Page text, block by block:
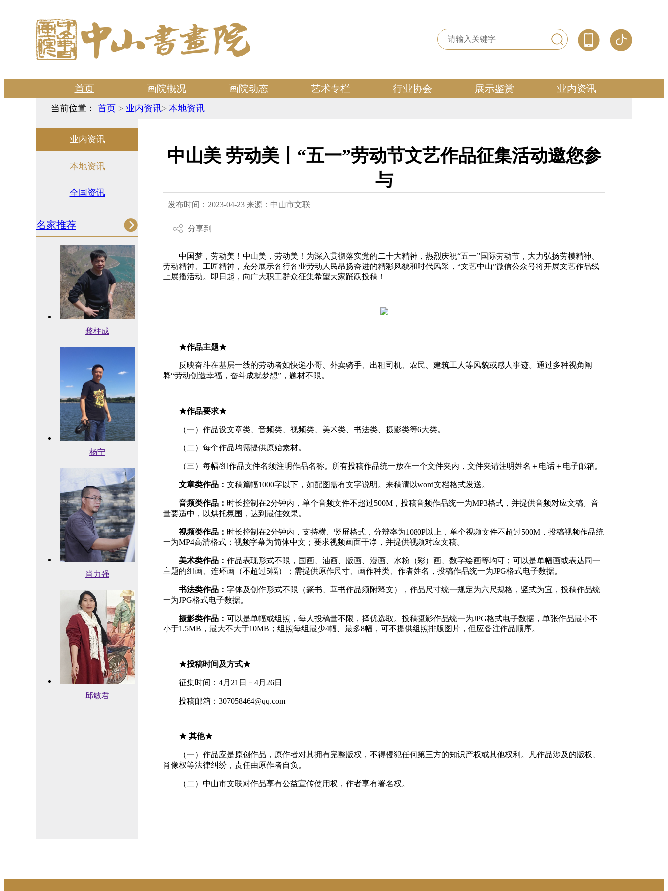
首页 画院概况 画院动态 艺术专栏 行业协会 展示鉴赏 业内资讯
当前位置： 首页 > 业内资讯> 本地资讯
业内资讯
本地资讯
全国资讯
名家推荐
黎柱成
杨宁
肖力强
邱敏君
中山美 劳动美丨“五一”劳动节文艺作品征集活动邀您参
与
发布时间：2023-04-23 来源：中山市文联
分享到
中国梦，劳动美！中山美，劳动美！为深入贯彻落实党的二十大精神，热烈庆祝“五一”国际劳动节，大力弘扬劳模精神、
劳动精神、工匠精神，充分展示各行各业劳动人民昂扬奋进的精彩风貌和时代风采，“文艺中山”微信公众号将开展文艺作品线
上展播活动。即日起，向广大职工群众征集希望大家踊跃投稿！
★作品主题★
反映奋斗在基层一线的劳动者如快递小哥、外卖骑手、出租司机、农民、建筑工人等风貌或感人事迹。通过多种视角阐
释“劳动创造幸福，奋斗成就梦想”，题材不限。
★作品要求★
（一）作品设文章类、音频类、视频类、美术类、书法类、摄影类等6大类。
（二）每个作品均需提供原始素材。
（三）每幅/组作品文件名须注明作品名称。所有投稿作品统一放在一个文件夹内，文件夹请注明姓名＋电话＋电子邮箱。
文章类作品： 文稿篇幅1000字以下，如配图需有文字说明。来稿请以word文档格式发送。
音频类作品： 时长控制在2分钟内，单个音频文件不超过500M，投稿音频作品统一为MP3格式，并提供音频对应文稿。音
量要适中，以烘托氛围，达到最佳效果。
视频类作品： 时长控制在2分钟内，支持横、竖屏格式，分辨率为1080P以上，单个视频文件不超过500M，投稿视频作品统
一为MP4高清格式；视频字幕为简体中文；要求视频画面干净，并提供视频对应文稿。
美术类作品： 作品表现形式不限，国画、油画、版画、漫画、水粉（彩）画、数字绘画等均可；可以是单幅画或表达同一
主题的组画、连环画（不超过5幅）；需提供原作尺寸、画作种类、作者姓名，投稿作品统一为JPG格式电子数据。
书法类作品： 字体及创作形式不限（篆书、草书作品须附释文），作品尺寸统一规定为六尺规格，竖式为宜，投稿作品统
一为JPG格式电子数据。
摄影类作品： 可以是单幅或组照，每人投稿量不限，择优选取。投稿摄影作品统一为JPG格式电子数据，单张作品最小不
小于1.5MB，最大不大于10MB；组照每组最少4幅、最多8幅，可不提供组照排版图片，但应备注作品顺序。
★投稿时间及方式★
征集时间：4月21日－4月26日
投稿邮箱：307058464@qq.com
★ 其他★
（一）作品应是原创作品，原作者对其拥有完整版权，不得侵犯任何第三方的知识产权或其他权利。凡作品涉及的版权、
肖像权等法律纠纷，责任由原作者自负。
（二）中山市文联对作品享有公益宣传使用权，作者享有署名权。